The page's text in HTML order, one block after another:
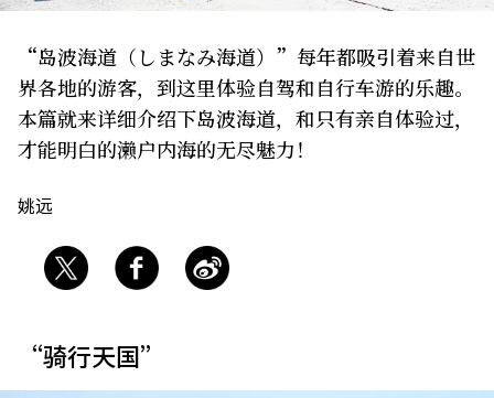
“岛波海道（しまなみ海道）”每年都吸引着来自世
界各地的游客，到这里体验自驾和自行车游的乐趣。
本篇就来详细介绍下岛波海道，和只有亲自体验过，
才能明白的濑户内海的无尽魅力！
姚远
“骑行天国”